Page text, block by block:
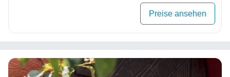
Preise ansehen